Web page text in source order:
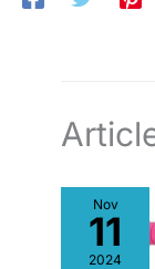
Nov
11
2024